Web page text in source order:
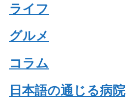
ライフ
グルメ
コラム
日本語の通じる病院